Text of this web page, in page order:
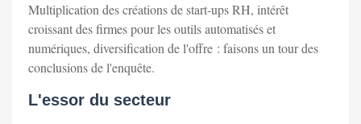
Multiplication des créations de start-ups RH, intérêt
croissant des firmes pour les outils automatisés et
numériques, diversification de l'offre : faisons un tour des
conclusions de l'enquête.
L'essor du secteur